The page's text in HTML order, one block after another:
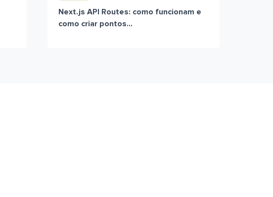
Next.js API Routes: como funcionam e
como criar pontos...